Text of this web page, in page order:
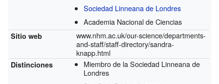
Sociedad Linneana de Londres
Academia Nacional de Ciencias
Sitio web
www.nhm.ac.uk/our-science/departments-
and-staff/staff-directory/sandra-
knapp.html
Distinciones
Miembro de la Sociedad Linneana de
Londres